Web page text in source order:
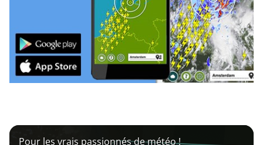
Pour les vrais passionnés de météo !